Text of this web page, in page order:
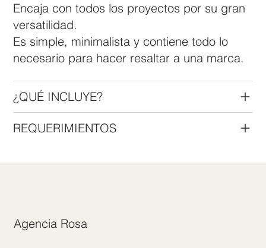
Encaja con todos los proyectos por su gran
versatilidad.
Es simple, minimalista y contiene todo lo
necesario para hacer resaltar a una marca.
¿QUÉ INCLUYE?
REQUERIMIENTOS
Agencia Rosa